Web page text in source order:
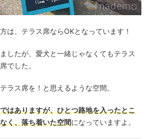
は、テラス席ならOKとなっています！
したが、愛犬と一緒じゃなくてもテラス
でした。
ラス席を！と思えるような空間。
はありますが、ひとつ路地を入ったとこ
く、落ち着いた空間になっていますよ。